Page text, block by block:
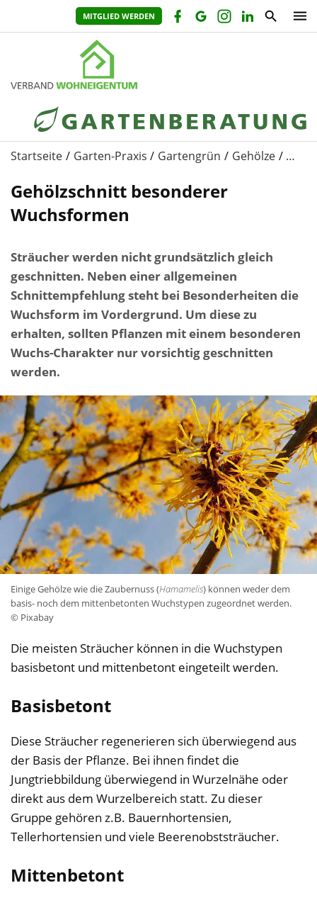
MITGLIED WERDEN
Startseite Garten-Praxis Gartengrün Gehölze …
Gehölzschnitt besonderer
Wuchsformen
Sträucher werden nicht grundsätzlich gleich
geschnitten. Neben einer allgemeinen
Schnittempfehlung steht bei Besonderheiten die
Wuchsform im Vordergrund. Um diese zu
erhalten, sollten Pflanzen mit einem besonderen
Wuchs-Charakter nur vorsichtig geschnitten
werden.
Einige Gehölze wie die Zaubernuss (Hamamelis) können weder dem
basis- noch dem mittenbetonten Wuchstypen zugeordnet werden.
© Pixabay
Die meisten Sträucher können in die Wuchstypen
basisbetont und mittenbetont eingeteilt werden.
Basisbetont
Diese Sträucher regenerieren sich überwiegend aus
der Basis der Pflanze. Bei ihnen findet die
Jungtriebbildung überwiegend in Wurzelnähe oder
direkt aus dem Wurzelbereich statt. Zu dieser
Gruppe gehören z.B. Bauernhortensien,
Tellerhortensien und viele Beerenobststräucher.
Mittenbetont